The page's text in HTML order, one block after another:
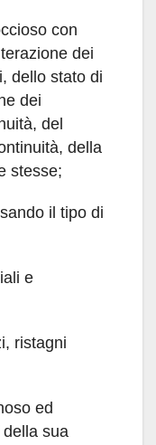
con
dei
dello stato di
dei
del
della
stesse;
il tipo di
e
ristagni
ed
sua